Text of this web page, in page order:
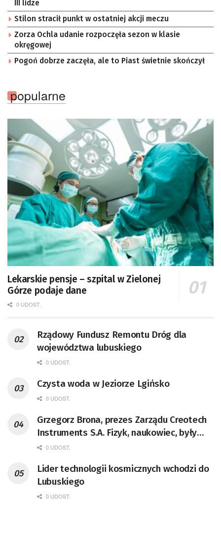
III lidze
Stilon stracił punkt w ostatniej akcji meczu
Zorza Ochla udanie rozpoczęła sezon w klasie
okręgowej
Pogoń dobrze zaczęła, ale to Piast świetnie skończył
popularne
Lekarskie pensje – szpital w Zielonej
Górze podaje dane
0 UDOST.
Rządowy Fundusz Remontu Dróg dla
województwa lubuskiego
0 UDOST.
Czysta woda w Jeziorze Lgińsko
0 UDOST.
Grzegorz Brona, prezes Zarządu Creotech
Instruments S.A. Fizyk, naukowiec, były
pracownik CERN w Genewie,
doktor habilitowany nauk fizycznych,
koordynator Rady Sektorowej ds.
Kompetencji Przemysłu Lotniczo-
0 UDOST.
Lider technologii kosmicznych wchodzi do
Lubuskiego
0 UDOST.